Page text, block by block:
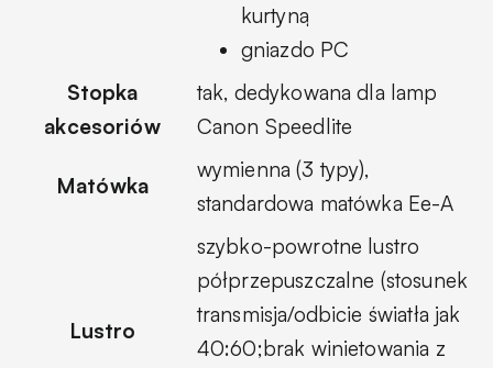
kurtyną
gniazdo PC
Stopka
akcesoriów
tak, dedykowana dla lamp
Canon Speedlite
Matówka
wymienna (3 typy),
standardowa matówka Ee-A
Lustro
szybko-powrotne lustro
półprzepuszczalne (stosunek
transmisja/odbicie światła jak
40:60;brak winietowania z